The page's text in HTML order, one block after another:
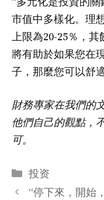
市值中多樣化。理
上限為20-25％，
將有助於如果您在
子，那麼您可以舒
財務專家在我們的
他們自己的觀點，
可。
分
类
投资
“停下來，開始